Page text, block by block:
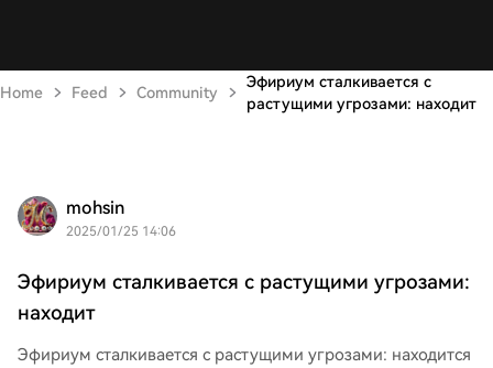
Home Feed Community
Эфириум сталкивается с
растущими угрозами: находит
mohsin
2025/01/25 14:06
Эфириум сталкивается с растущими угрозами:
находит
Эфириум сталкивается с растущими угрозами: находится